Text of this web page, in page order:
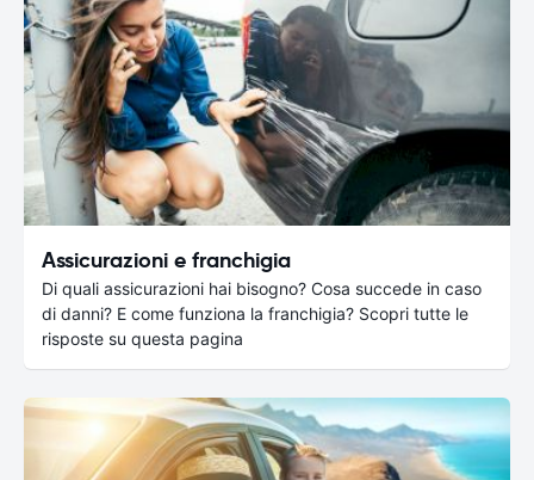
Assicurazioni e franchigia
Di quali assicurazioni hai bisogno? Cosa succede in caso
di danni? E come funziona la franchigia? Scopri tutte le
risposte su questa pagina